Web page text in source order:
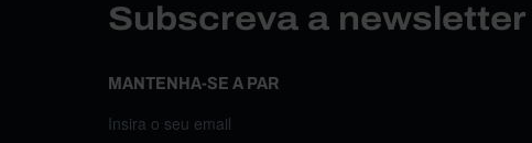
Subscreva a
MANTENHA-SE A PAR